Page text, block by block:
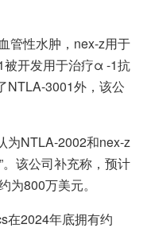
管性水肿，nex-z用于
开发用于治疗α -1抗
NTLA-3001外，该公
为NTLA-2002和nex-z
该公司补充称，预计
为800万美元。
在2024年底拥有约